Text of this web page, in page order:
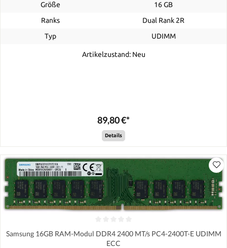
Größe
16 GB
Ranks
Dual Rank 2R
Typ
UDIMM
Artikelzustand: Neu
89,80 €*
Details
Samsung 16GB RAM-Modul DDR4 2400 MT/s PC4-2400T-E UDIMM
ECC